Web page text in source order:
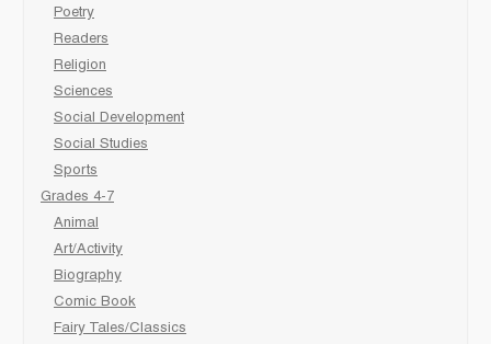
Poetry
Readers
Religion
Sciences
Social Development
Social Studies
Sports
Grades 4-7
Animal
Art/Activity
Biography
Comic Book
Fairy Tales/Classics